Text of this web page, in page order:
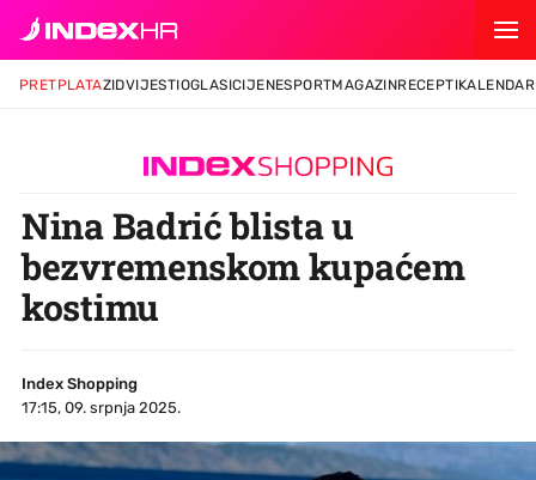
PRETPLATAZIDVIJESTIOGLASICIJENESPORTMAGAZINRECEPTIKALENDAR
Nina Badrić blista u
bezvremenskom kupaćem
kostimu
Index Shopping
17:15, 09. srpnja 2025.